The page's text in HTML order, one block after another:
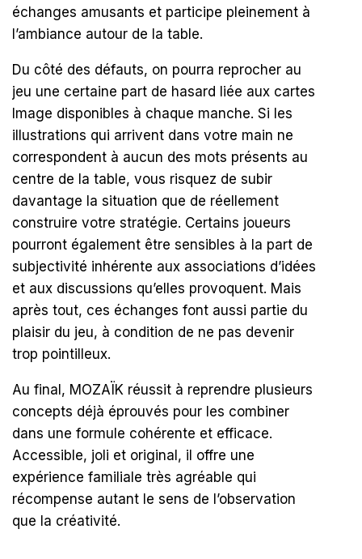
échanges amusants et participe pleinement à
l’ambiance autour de la table.
Du côté des défauts, on pourra reprocher au
jeu une certaine part de hasard liée aux cartes
Image disponibles à chaque manche. Si les
illustrations qui arrivent dans votre main ne
correspondent à aucun des mots présents au
centre de la table, vous risquez de subir
davantage la situation que de réellement
construire votre stratégie. Certains joueurs
pourront également être sensibles à la part de
subjectivité inhérente aux associations d’idées
et aux discussions qu’elles provoquent. Mais
après tout, ces échanges font aussi partie du
plaisir du jeu, à condition de ne pas devenir
trop pointilleux.
Au final, MOZAÏK réussit à reprendre plusieurs
concepts déjà éprouvés pour les combiner
dans une formule cohérente et efficace.
Accessible, joli et original, il offre une
expérience familiale très agréable qui
récompense autant le sens de l’observation
que la créativité.